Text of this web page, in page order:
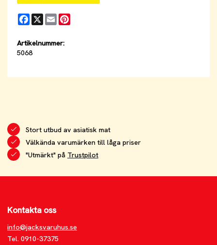
Facebook
X Email
Artikelnummer:
5068
Stort utbud av asiatisk mat
Välkända varumärken till låga priser
"Utmärkt" på Trustpilot
Kontakta oss
info@jacksvaruhus.se
Tel. 0910-37375